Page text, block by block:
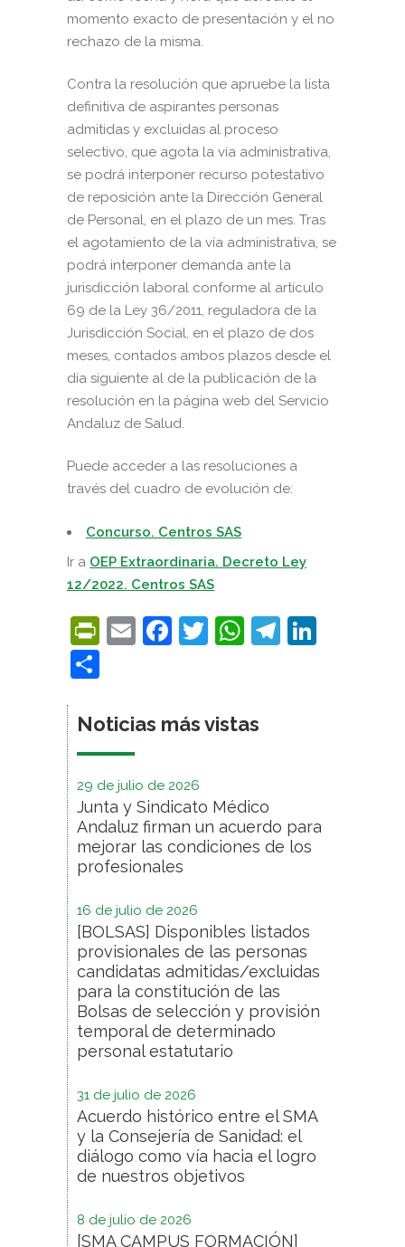
momento exacto de presentación y el no
rechazo de la misma.
Contra la resolución que apruebe la lista
definitiva de aspirantes personas
admitidas y excluidas al proceso
selectivo, que agota la vía administrativa,
se podrá interponer recurso potestativo
de reposición ante la Dirección General
de Personal, en el plazo de un mes. Tras
el agotamiento de la vía administrativa, se
podrá interponer demanda ante la
jurisdicción laboral conforme al artículo
69 de la Ley 36/2011, reguladora de la
Jurisdicción Social, en el plazo de dos
meses, contados ambos plazos desde el
día siguiente al de la publicación de la
resolución en la página web del Servicio
Andaluz de Salud.
Puede acceder a las resoluciones a
través del cuadro de evolución de:
Concurso. Centros SAS
Ir a OEP Extraordinaria. Decreto Ley
12/2022. Centros SAS
PrintFriendly
EmailFacebook
Twitter
WhatsApp
Noticias más vistas
29 de julio de 2026
Junta y Sindicato Médico
Andaluz firman un acuerdo para
mejorar las condiciones de los
profesionales
16 de julio de 2026
[BOLSAS] Disponibles listados
provisionales de las personas
candidatas admitidas/excluidas
para la constitución de las
Bolsas de selección y provisión
temporal de determinado
personal estatutario
31 de julio de 2026
Acuerdo histórico entre el SMA
y la Consejería de Sanidad: el
diálogo como vía hacia el logro
de nuestros objetivos
8 de julio de 2026
[SMA CAMPUS FORMACIÓN]